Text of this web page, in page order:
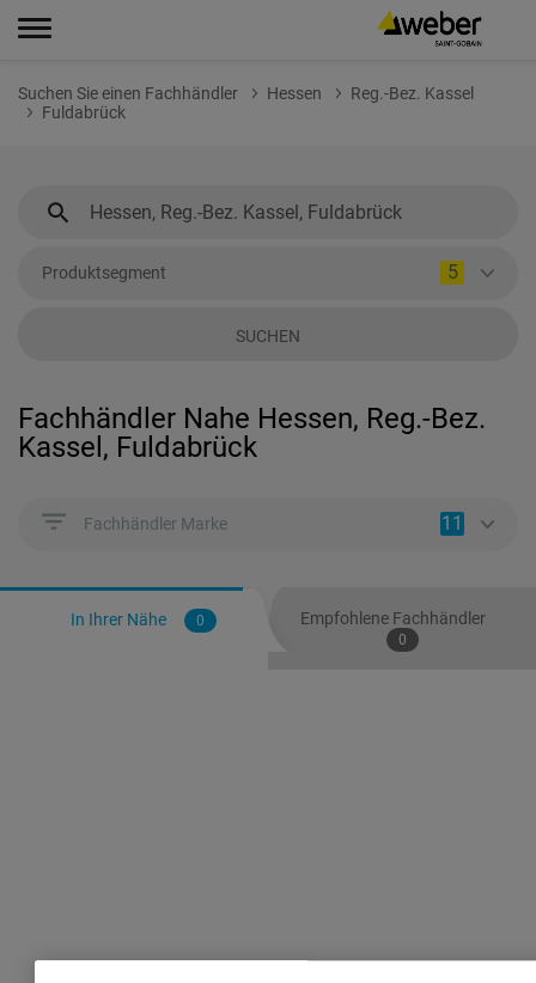
Suchen Sie einen Fachhändler Hessen
Reg.-Bez. Kassel
Fuldabrück
Produktsegment 5
SUCHEN
Fachhändler Nahe Hessen, Reg.-Bez.
Kassel, Fuldabrück
Fachhändler Marke 11
In Ihrer Nähe 0 Empfohlene Fachhändler
0